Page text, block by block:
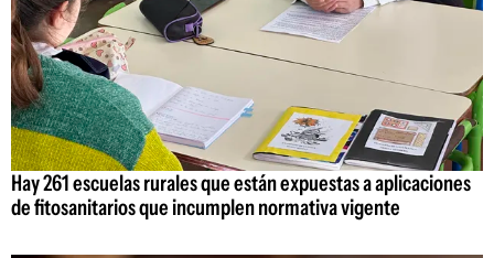
Hay 261 escuelas rurales que están expuestas a aplicaciones
de fitosanitarios que incumplen normativa vigente